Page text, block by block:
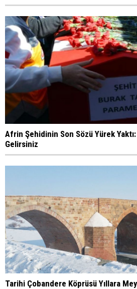
Afrin Şehidinin Son Sözü Yürek
Gelirsiniz
Tarihi Çobandere Köprüsü Yıllara